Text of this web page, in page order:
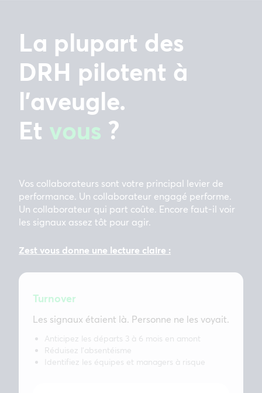
La plupart des
DRH pilotent à
l’aveugle.
Et vous ?
Vos collaborateurs sont votre principal levier de
performance. Un collaborateur engagé performe.
Un collaborateur qui part coûte. Encore faut-il voir
les signaux assez tôt pour agir.
Zest vous donne une lecture claire :
Turnover
Les signaux étaient là. Personne ne les voyait.
Anticipez les départs 3 à 6 mois en amont
Réduisez l’absentéisme
Identifiez les équipes et managers à risque